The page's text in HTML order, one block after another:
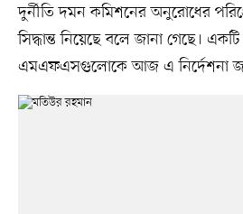
দুর্নীতি দমন কমিশনের অনুরোধের
সিদ্ধান্ত নিয়েছে বলে জানা গেছে।
এমএফএসগুলোকে আজ এ নির্দেশনা